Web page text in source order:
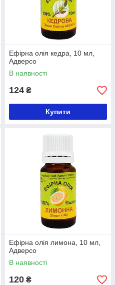
Ефірна олія кедра, 10 мл,
Адверсо
В наявності
124 ₴
Купити
Ефірна олія лимона, 10 мл,
Адверсо
В наявності
120 ₴